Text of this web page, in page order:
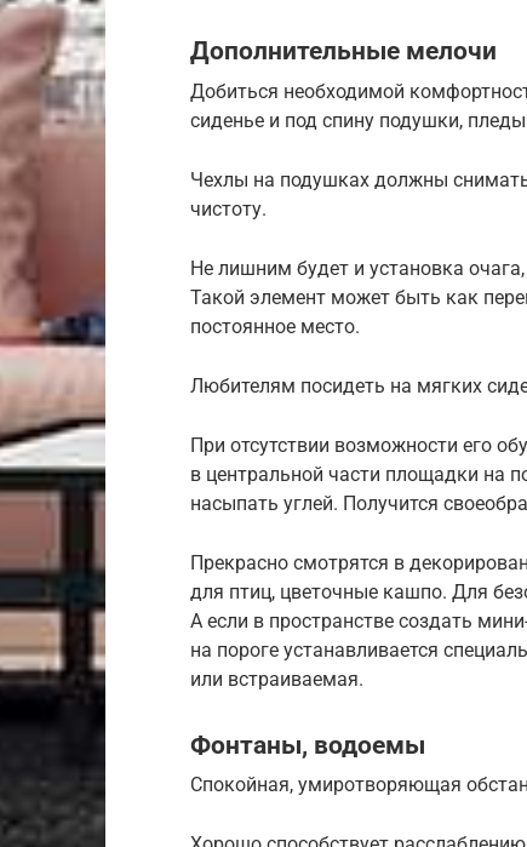
Дополнительные мелочи
Добиться необходимой
сиденье и под спину подушки,
Чехлы на подушках должны
чистоту.
Не лишним будет и установка
Такой элемент может быть как
постоянное место.
Любителям посидеть на мягких
При отсутствии возможности его
в центральной части площадки на
насыпать углей. Получится
Прекрасно смотрятся в
для птиц, цветочные кашпо. Для
А если в пространстве создать
на пороге устанавливается
или встраиваемая.
Фонтаны, водоемы
Спокойная, умиротворяющая